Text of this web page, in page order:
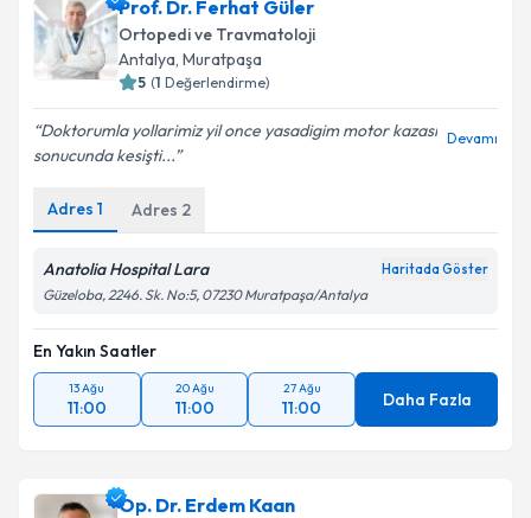
Prof. Dr. Ferhat Güler
Ortopedi ve Travmatoloji
Antalya, Muratpaşa
5 (1 Değerlendirme)
Doktorumla yollarimiz yil once yasadigim motor kazasi
sonucunda kesişti...
Devamı
Adres 1 Adres 2
Anatolia Hospital Lara Haritada Göster
Güzeloba, 2246. Sk. No:5, 07230 Muratpaşa/Antalya
En Yakın Saatler
13 Ağu
11:00
20 Ağu
11:00
27 Ağu
11:00 Daha Fazla
Op. Dr. Erdem Kaan